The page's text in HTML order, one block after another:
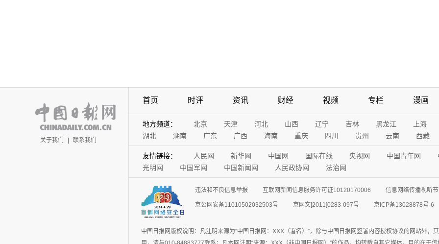
关于我们 | 联系我们
首页 时评 资讯 财经 视频 专栏 漫画
地方频道： 北京 天津 河北 山西 辽宁 吉林 黑龙江
上海
湖北
湖南 广东 广西 海南 重庆 四川 贵州 云南 西藏
友情链接： 人民网 新华网 中国网 国际在线 央视网 中国青年网
光明网
中国军网 中国新闻网 人民政协网 法治网
违法和不良信息举报 互联网新闻信息服务许可证10120170006 信息网络传播视听
京公网安备11010502032503号 京网文[2011]0283-097号 京ICP备13028878号-6
中国日报网版权说明：凡注明来源为“中国日报网：XXX（署名）”，除与中国日报网签署内容授权协议的网站外